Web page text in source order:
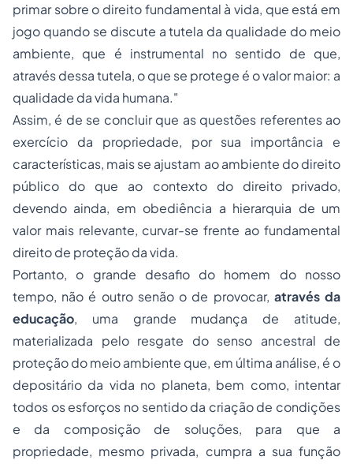
primar sobre o direito fundamental à vida, que está em
jogo quando se discute a tutela da qualidade do meio
ambiente, que é instrumental no sentido de que,
através dessa tutela, o que se protege é o valor maior: a
qualidade da vida humana."
Assim, é de se concluir que as questões referentes ao
exercício da propriedade, por sua importância e
características, mais se ajustam ao ambiente do direito
público do que ao contexto do direito privado,
devendo ainda, em obediência a hierarquia de um
valor mais relevante, curvar-se frente ao fundamental
direito de proteção da vida.
Portanto, o grande desafio do homem do nosso
tempo, não é outro senão o de provocar, através da
educação, uma grande mudança de atitude,
materializada pelo resgate do senso ancestral de
proteção do meio ambiente que, em última análise, é o
depositário da vida no planeta, bem como, intentar
todos os esforços no sentido da criação de condições
e da composição de soluções, para que a
propriedade, mesmo privada, cumpra a sua função